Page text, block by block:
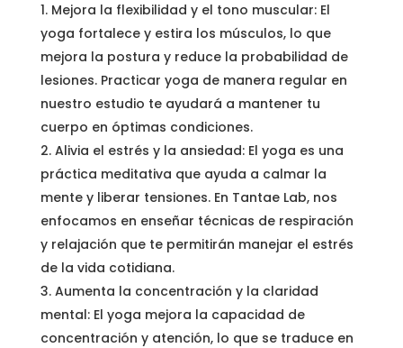
Mejora la flexibilidad y el tono muscular: El
yoga fortalece y estira los músculos, lo que
mejora la postura y reduce la probabilidad de
lesiones. Practicar yoga de manera regular en
nuestro estudio te ayudará a mantener tu
cuerpo en óptimas condiciones.
Alivia el estrés y la ansiedad: El yoga es una
práctica meditativa que ayuda a calmar la
mente y liberar tensiones. En Tantae Lab, nos
enfocamos en enseñar técnicas de respiración
y relajación que te permitirán manejar el estrés
de la vida cotidiana.
Aumenta la concentración y la claridad
mental: El yoga mejora la capacidad de
concentración y atención, lo que se traduce en